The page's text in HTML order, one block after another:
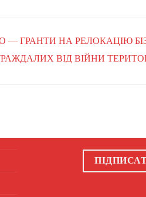
— ГРАНТИ НА РЕЛОКАЦІЮ
ВІД ВІЙНИ